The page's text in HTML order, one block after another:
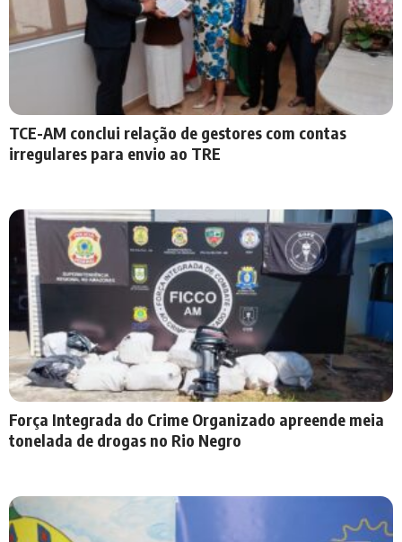
TCE-AM conclui relação de gestores com contas
irregulares para envio ao TRE
Força Integrada do Crime Organizado apreende meia
tonelada de drogas no Rio Negro